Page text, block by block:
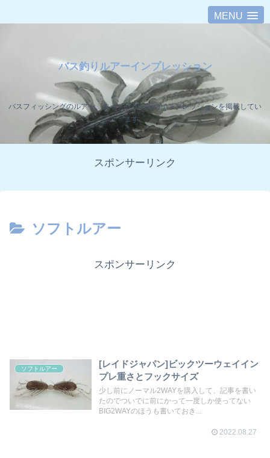
MENU
バス釣りルアーインプレッション
バスフィッシングのルアー、ロッド、リールのインプレッションを掲載してい
ます。
スポンサーリンク
ソフトルアー
スポンサーリンク
ソフトルアー
[レイドジャパン]ビックツーウェイイン
プレ重さとフックサイズ
少し前にノーマル2WAYを購入して、記事を書い
たのでついでに前にかって一度しか使ってない
BIG2WAYのほうも書いておき...
2022.08.27